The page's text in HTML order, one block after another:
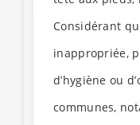
Considérant
inappropriée,
d’hygiène ou
communes,